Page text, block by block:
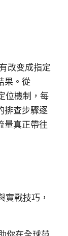
改变成指定
果。從
位機制，每
排查步驟逐
量真正帶往
實戰技巧，